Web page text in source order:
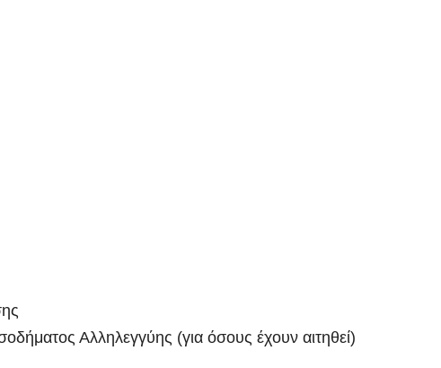
Αλληλεγγύης (για όσους έχουν αιτηθεί)